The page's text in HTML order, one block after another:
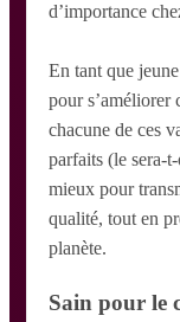
d’importance
En tant que
pour s’améliorer
chacune de ces
parfaits (le sera-
mieux pour
qualité, tout en
planète.
Sain pour le